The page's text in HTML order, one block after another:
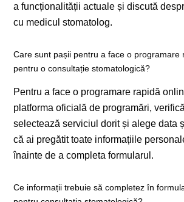
a funcționalității actuale și discută
cu medicul stomatolog.
Care sunt pașii pentru a face o programare
pentru o consultație stomatologică?
Pentru a face o programare rapidă
platforma oficială de programări,
selectează serviciul dorit și alege data
că ai pregătit toate informațiile
înainte de a completa formularul.
Ce informații trebuie să completez în